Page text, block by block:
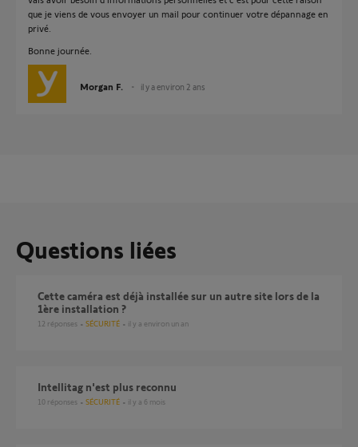
que je viens de vous envoyer un mail pour continuer votre dépannage en
privé.
Bonne journée.
Morgan F. il y a environ 2 ans
Questions liées
Cette caméra est déjà installée sur un autre site lors de la
1ère installation ?
12 réponses SÉCURITÉ il y a environ un an
Intellitag n'est plus reconnu
10 réponses SÉCURITÉ il y a 6 mois